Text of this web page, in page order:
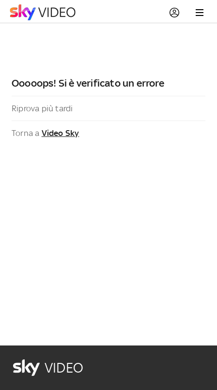
Ooooops! Si è verificato un errore
Riprova più tardi
Torna a Video Sky
VIDEO